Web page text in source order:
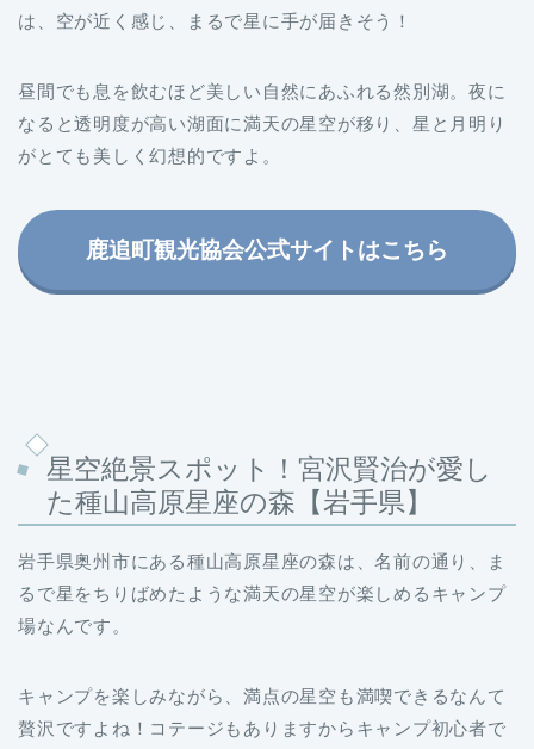
は、空が近く感じ、まるで星に手が届きそう！
昼間でも息を飲むほど美しい自然にあふれる然別湖。夜に
なると透明度が高い湖面に満天の星空が移り、星と月明り
がとても美しく幻想的ですよ。
鹿追町観光協会公式サイトはこちら
星空絶景スポット！宮沢賢治が愛し
た種山高原星座の森【岩手県】
岩手県奥州市にある種山高原星座の森は、名前の通り、ま
るで星をちりばめたような満天の星空が楽しめるキャンプ
場なんです。
キャンプを楽しみながら、満点の星空も満喫できるなんて
贅沢ですよね！コテージもありますからキャンプ初心者で